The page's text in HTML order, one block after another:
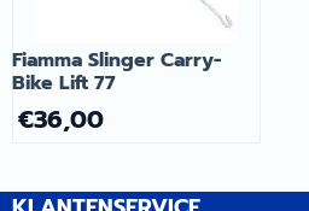
Fiamma Slinger Carry-
Bike Lift 77
€36,00